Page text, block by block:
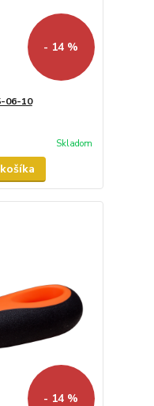
- 14 %
06-10
Skladom
- 14 %